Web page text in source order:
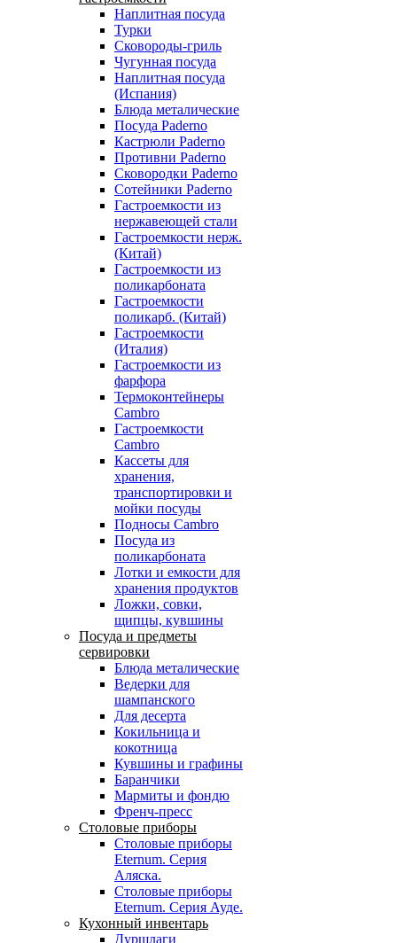
Наплитная посуда
Турки
Сковороды-гриль
Чугунная посуда
Наплитная посуда
(Испания)
Блюда металические
Посуда Paderno
Кастрюли Paderno
Противни Paderno
Сковородки Paderno
Сотейники Paderno
Гастроемкости из
нержавеющей стали
Гастроемкости нерж.
(Китай)
Гастроемкости из
поликарбоната
Гастроемкости
поликарб. (Китай)
Гастроемкости
(Италия)
Гастроемкости из
фарфора
Термоконтейнеры
Cambro
Гастроемкости
Cambro
Кассеты для
хранения,
транспортировки и
мойки посуды
Подносы Cambro
Посуда из
поликарбоната
Лотки и емкости для
хранения продуктов
Ложки, совки,
щипцы, кувшины
Посуда и предметы
сервировки
Блюда металические
Ведерки для
шампанского
Для десерта
Кокильница и
кокотница
Кувшины и графины
Баранчики
Мармиты и фондю
Френч-пресс
Столовые приборы
Столовые приборы
Eternum. Серия
Аляска.
Столовые приборы
Eternum. Серия Ауде.
Кухонный инвентарь
Дуршлаги